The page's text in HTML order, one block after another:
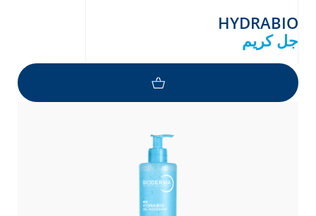
HYDRABIO
جل كريم